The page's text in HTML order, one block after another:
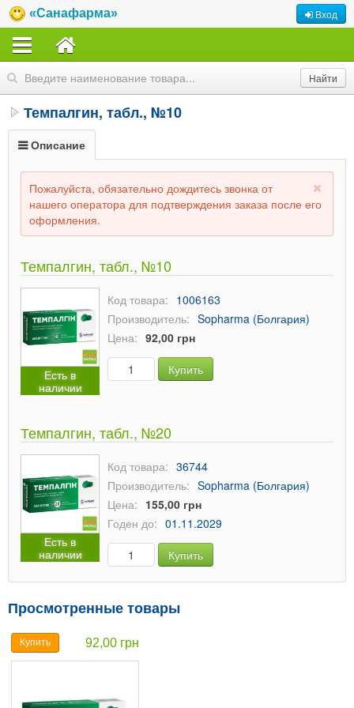
«Санафарма» Вход
Темпалгин, табл., №10
Описание
Пожалуйста, обязательно дождитесь звонка от
нашего оператора для подтверждения заказа после его
оформления.
Темпалгин, табл., №10
Есть в
наличии
Код товара: 1006163
Производитель: Sopharma (Болгария)
Цена: 92,00 грн
Купить
Темпалгин, табл., №20
Есть в
наличии
Код товара: 36744
Производитель: Sopharma (Болгария)
Цена: 155,00 грн
Годен до: 01.11.2029
Купить
Просмотренные товары
Купить 92,00 грн